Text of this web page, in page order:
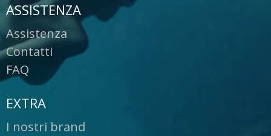
ASSISTENZA
Assistenza
Contatti
FAQ
EXTRA
I nostri brand